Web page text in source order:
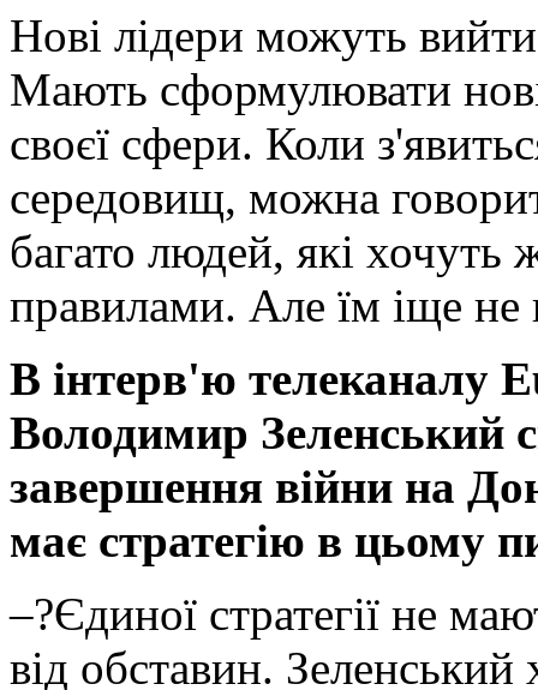
Нові лідери можуть
Мають сформулювати
своєї сфери. Коли
середовищ, можна
багато людей, які хочуть
правилами. Але їм іще не
В інтерв'ю телеканалу
Володимир Зеленський
завершення війни на
має стратегію в цьому
–?Єдиної стратегії не
від обставин. Зеленський